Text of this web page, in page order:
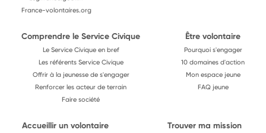
France-volontaires.org
Comprendre le Service Civique
Le Service Civique en bref
Les référents Service Civique
Offrir à la jeunesse de s'engager
Renforcer les acteur de terrain
Faire société
Être volontaire
Pourquoi s'engager
10 domaines d'action
Mon espace jeune
FAQ jeune
Accueillir un volontaire Trouver ma mission